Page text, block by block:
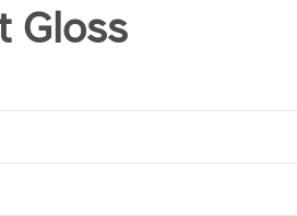
Gloss